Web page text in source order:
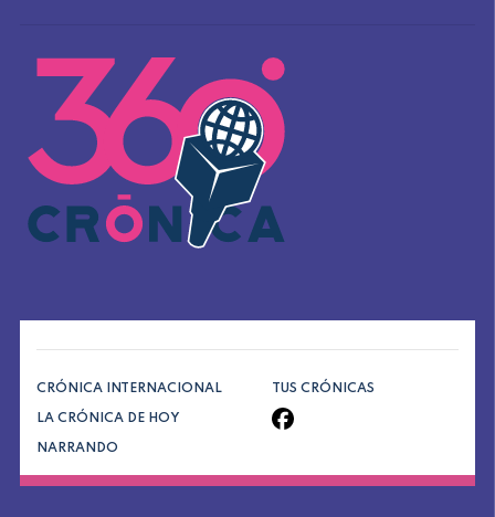
CRÓNICA INTERNACIONAL
LA CRÓNICA DE HOY
NARRANDO
TUS CRÓNICAS